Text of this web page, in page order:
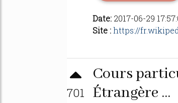
Date: 2017-06-29
Site :https://
701
Cours
Étrangère ...